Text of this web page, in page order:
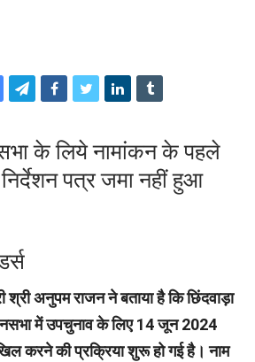
के लिये नामांकन के पहले
पत्र जमा नहीं हुआ
श्री अनुपम राजन ने बताया है कि छिंदवाड़ा
में उपचुनाव के लिए 14 जून 2024
करने की प्रक्रिया शुरू हो गई है। नाम